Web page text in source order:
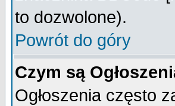
to dozwolone).
Powrót do góry
Czym są
Ogłoszenia często